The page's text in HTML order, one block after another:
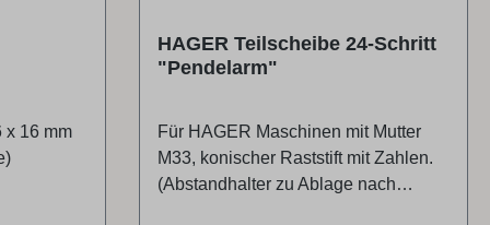
x 16 mm
HAGER Teilscheibe 24-Schritt
"Pendelarm"
Für HAGER Maschinen mit Mutter
M33, konischer Raststift mit Zahlen.
(Abstandhalter zu Ablage nach